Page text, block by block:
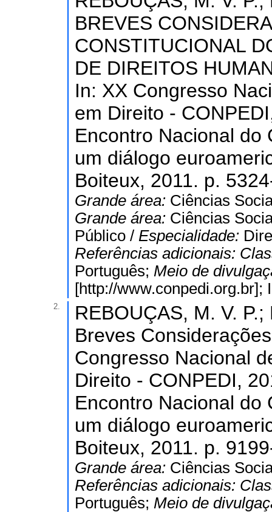
BREVES
CONSTITUCIONAL
DE DIREITOS
In: XX Congresso
em Direito -
Encontro Nacional do
um diálogo
Boiteux, 2011. p.
Grande área: Ciências
Grande área: Ciências
Público / Especialidade:
Referências adicionais:
Português; Meio de
[http://www.conpedi.org.br];
2.
REBOUÇAS, M. V.
Breves
Congresso Nacional
Direito - CONPEDI,
Encontro Nacional do
um diálogo
Boiteux, 2011. p.
Grande área: Ciências
Referências adicionais:
Português; Meio de